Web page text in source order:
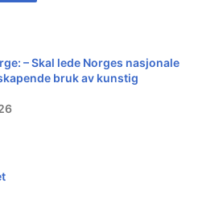
– Skal lede Norges nasjonale
bruk av kunstig